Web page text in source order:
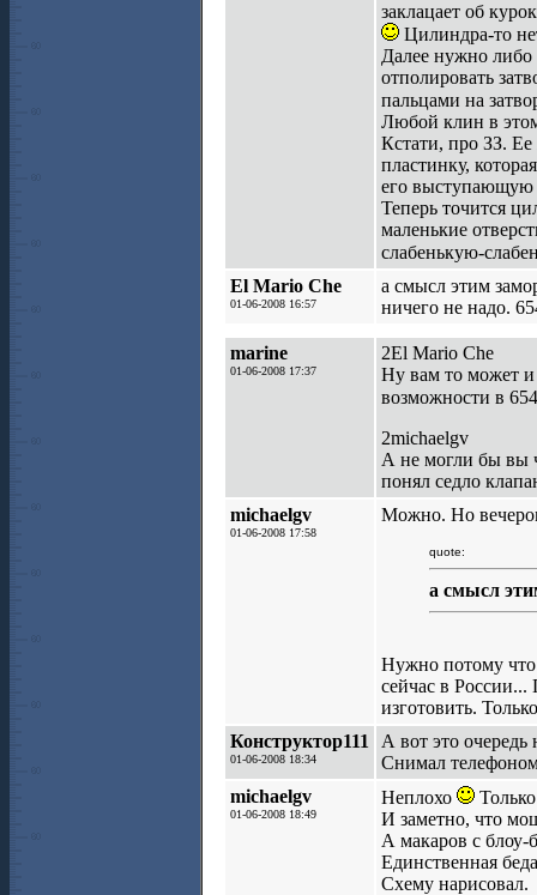
заклацает об
Цилиндра-то
Далее нужно либо
отполировать
пальцами на
Любой клин в этом
Кстати, про ЗЗ. Ее
пластинку,
его выступающую
Теперь точится
маленькие
слабенькую-
El Mario Che
01-06-2008 16:57
а смысл этим
ничего не надо.
marine
01-06-2008 17:37
2El Mario Che
Ну вам то может и
возможности в
2michaelgv
А не могли бы вы
понял седло
michaelgv
01-06-2008 17:58
Можно. Но
quote:
а смысл
Нужно потому что
сейчас в
изготовить.
Конструктор111
01-06-2008 18:34
А вот это
Снимал
michaelgv
01-06-2008 18:49
Неплохо
И заметно, что
А макаров с блоу-
Единственная
Схему нарисовал.